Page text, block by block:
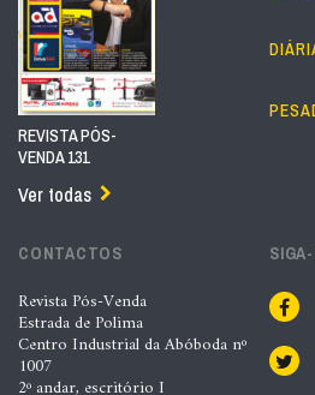
REVISTA PÓS-
VENDA 131
Ver todas
CONTACTOS
Revista Pós-Venda
Estrada de Polima
Centro Industrial da Abóboda nº
1007
2º andar, escritório I